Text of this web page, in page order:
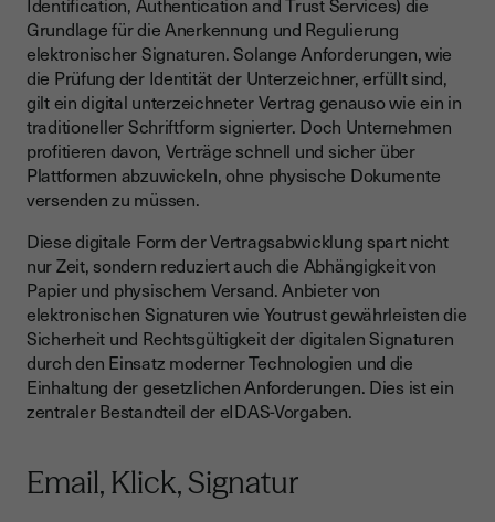
Grundlage für die Anerkennung und Regulierung
elektronischer Signaturen. Solange Anforderungen, wie
die Prüfung der Identität der Unterzeichner, erfüllt sind,
gilt ein digital unterzeichneter Vertrag genauso wie ein in
traditioneller Schriftform signierter. Doch Unternehmen
profitieren davon, Verträge schnell und sicher über
Plattformen abzuwickeln, ohne physische Dokumente
versenden zu müssen.
Diese digitale Form der Vertragsabwicklung spart nicht
nur Zeit, sondern reduziert auch die Abhängigkeit von
Papier und physischem Versand. Anbieter von
elektronischen Signaturen wie Youtrust gewährleisten die
Sicherheit und Rechtsgültigkeit der digitalen Signaturen
durch den Einsatz moderner Technologien und die
Einhaltung der gesetzlichen Anforderungen. Dies ist ein
zentraler Bestandteil der eIDAS-Vorgaben.
Email, Klick, Signatur